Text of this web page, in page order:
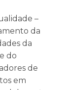
–
da
da
do
de
em